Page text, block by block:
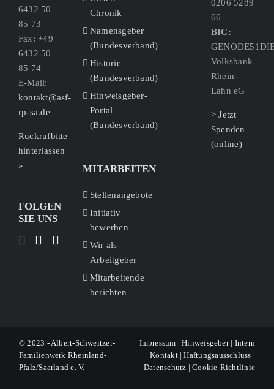
6432 50
85 73
Fax: +49
6432 50
85 74
E-Mail:
kontakt@asf-
rp-sa.de
Rückrufbitte
hinterlassen
»
FOLGEN
SIE UNS
Chronik
Namensgeber
(Bundesverband)
Historie
(Bundesverband)
Hinweisgeber-
Portal
(Bundesverband)
MITARBEITEN
Stellenangebote
Initiativ
bewerben
Wir als
Arbeitgeber
Mitarbeitende
berichten
0206 5289
66
BIC:
Volksbank
Rhein-
Lahn eG
> Jetzt
Spenden
(online)
© 2023 - Albert-Schweitzer-
Familienwerk Rheinland-
Pfalz/Saarland e. V.
Impressum |Hinweisgeber| Intern
|Kontakt|Haftungsausschluss |
Datenschutz |Cookie-Richtlinie